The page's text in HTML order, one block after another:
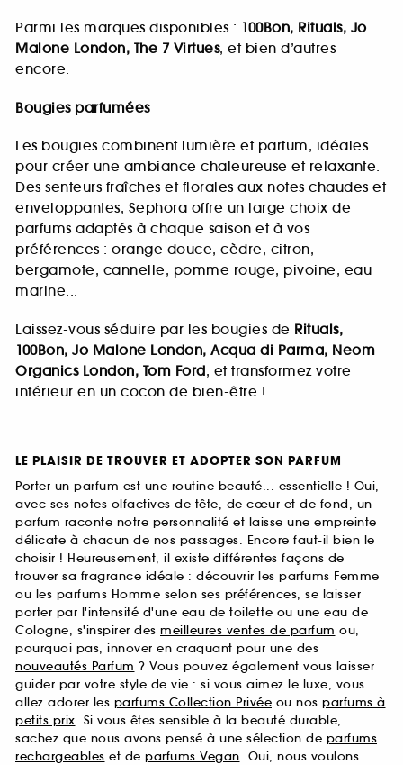
Parmi les marques disponibles : 100Bon, Rituals, Jo
Malone London, The 7 Virtues, et bien d’autres
encore.
Bougies parfumées
Les bougies combinent lumière et parfum, idéales
pour créer une ambiance chaleureuse et relaxante.
Des senteurs fraîches et florales aux notes chaudes et
enveloppantes, Sephora offre un large choix de
parfums adaptés à chaque saison et à vos
préférences : orange douce, cèdre, citron,
bergamote, cannelle, pomme rouge, pivoine, eau
marine...
Laissez-vous séduire par les bougies de Rituals,
100Bon, Jo Malone London, Acqua di Parma, Neom
Organics London, Tom Ford, et transformez votre
intérieur en un cocon de bien-être !
LE PLAISIR DE TROUVER ET ADOPTER SON PARFUM
Porter un parfum est une routine beauté... essentielle ! Oui,
avec ses notes olfactives de tête, de cœur et de fond, un
parfum raconte notre personnalité et laisse une empreinte
délicate à chacun de nos passages. Encore faut-il bien le
choisir ! Heureusement, il existe différentes façons de
trouver sa fragrance idéale : découvrir les parfums Femme
ou les parfums Homme selon ses préférences, se laisser
porter par l'intensité d'une eau de toilette ou une eau de
Cologne, s'inspirer des meilleures ventes de parfum ou,
pourquoi pas, innover en craquant pour une des
nouveautés Parfum ? Vous pouvez également vous laisser
guider par votre style de vie : si vous aimez le luxe, vous
allez adorer les parfums Collection Privée ou nos parfums à
petits prix. Si vous êtes sensible à la beauté durable,
sachez que nous avons pensé à une sélection de parfums
rechargeables et de parfums Vegan. Oui, nous voulons